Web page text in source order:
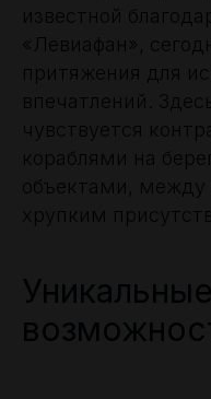
известной
«Левиафан»,
притяжения для
впечатлений.
чувствуется
кораблями на
объектами, между
хрупким